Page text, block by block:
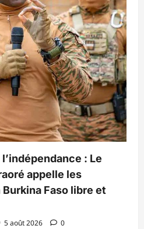
: Le
appelle les
Faso libre et
5 août 2026 0